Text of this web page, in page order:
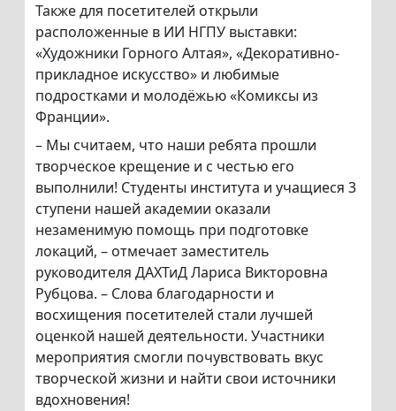
Также для посетителей открыли
расположенные в ИИ НГПУ выставки:
«Художники Горного Алтая», «Декоративно-
прикладное искусство» и любимые
подростками и молодёжью «Комиксы из
Франции».
– Мы считаем, что наши ребята прошли
творческое крещение и с честью его
выполнили! Студенты института и учащиеся 3
ступени нашей академии оказали
незаменимую помощь при подготовке
локаций, – отмечает заместитель
руководителя ДАХТиД Лариса Викторовна
Рубцова. – Слова благодарности и
восхищения посетителей стали лучшей
оценкой нашей деятельности. Участники
мероприятия смогли почувствовать вкус
творческой жизни и найти свои источники
вдохновения!